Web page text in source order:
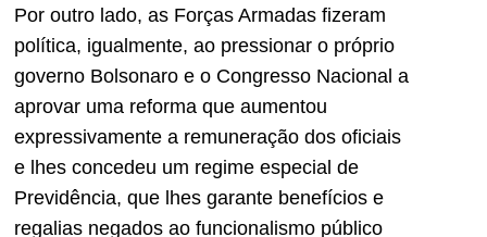
Por outro lado, as Forças Armadas fizeram
política, igualmente, ao pressionar o próprio
governo Bolsonaro e o Congresso Nacional a
aprovar uma reforma que aumentou
expressivamente a remuneração dos oficiais
e lhes concedeu um regime especial de
Previdência, que lhes garante benefícios e
regalias negados ao funcionalismo público